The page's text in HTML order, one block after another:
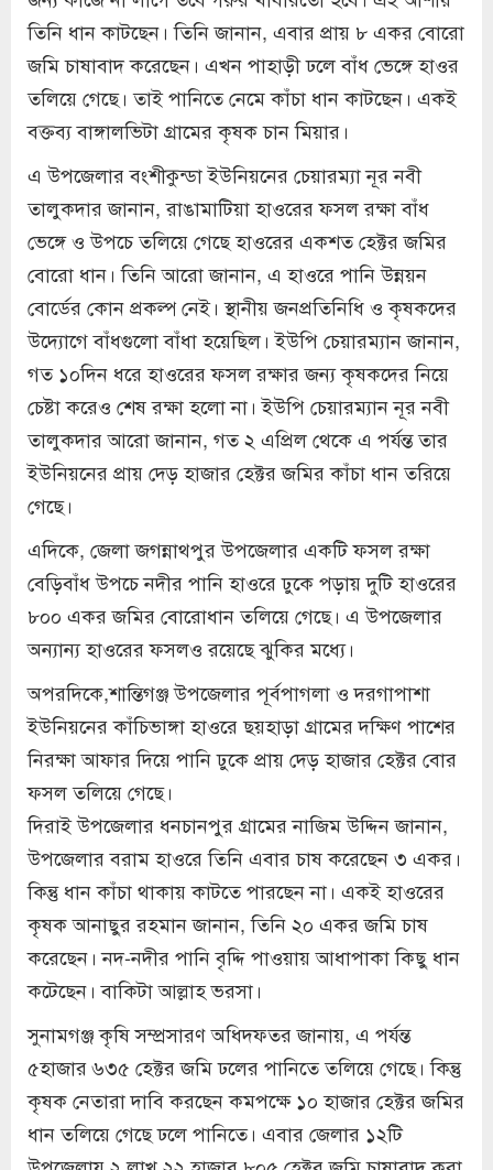
তিনি ধান কাটছেন। তিনি জানান, এবার প্রায় ৮ একর বোরো
জমি চাষাবাদ করেছেন। এখন পাহাড়ী ঢলে বাঁধ ভেঙ্গে হাওর
তলিয়ে গেছে। তাই পানিতে নেমে কাঁচা ধান কাটছেন। একই
বক্তব্য বাঙ্গালভিটা গ্রামের কৃষক চান মিয়ার।
এ উপজেলার বংশীকুন্ডা ইউনিয়নের চেয়ারম্যা নূর নবী
তালুকদার জানান, রাঙামাটিয়া হাওরের ফসল রক্ষা বাঁধ
ভেঙ্গে ও উপচে তলিয়ে গেছে হাওরের একশত হেক্টর জমির
বোরো ধান। তিনি আরো জানান, এ হাওরে পানি উন্নয়ন
বোর্ডের কোন প্রকল্প নেই। স্থানীয় জনপ্রতিনিধি ও কৃষকদের
উদ্যোগে বাঁধগুলো বাঁধা হয়েছিল। ইউপি চেয়ারম্যান জানান,
গত ১০দিন ধরে হাওরের ফসল রক্ষার জন্য কৃষকদের নিয়ে
চেষ্টা করেও শেষ রক্ষা হলো না। ইউপি চেয়ারম্যান নূর নবী
তালুকদার আরো জানান, গত ২ এপ্রিল থেকে এ পর্যন্ত তার
ইউনিয়নের প্রায় দেড় হাজার হেক্টর জমির কাঁচা ধান তরিয়ে
গেছে।
এদিকে, জেলা জগন্নাথপুর উপজেলার একটি ফসল রক্ষা
বেড়িবাঁধ উপচে নদীর পানি হাওরে ঢুকে পড়ায় দুটি হাওরের
৮০০ একর জমির বোরোধান তলিয়ে গেছে। এ উপজেলার
অন্যান্য হাওরের ফসলও রয়েছে ঝুকির মধ্যে।
অপরদিকে,শান্তিগঞ্জ উপজেলার পূর্বপাগলা ও দরগাপাশা
ইউনিয়নের কাঁচিভাঙ্গা হাওরে ছয়হাড়া গ্রামের দক্ষিণ পাশের
নিরক্ষা আফার দিয়ে পানি ঢুকে প্রায় দেড় হাজার হেক্টর বোর
ফসল তলিয়ে গেছে।
দিরাই উপজেলার ধনচানপুর গ্রামের নাজিম উদ্দিন জানান,
উপজেলার বরাম হাওরে তিনি এবার চাষ করেছেন ৩ একর।
কিন্তু ধান কাঁচা থাকায় কাটতে পারছেন না। একই হাওরের
কৃষক আনাছুর রহমান জানান, তিনি ২০ একর জমি চাষ
করেছেন। নদ-নদীর পানি বৃদ্দি পাওয়ায় আধাপাকা কিছু ধান
কটেছেন। বাকিটা আল্লাহ ভরসা।
সুনামগঞ্জ কৃষি সম্প্রসারণ অধিদফতর জানায়, এ পর্যন্ত
৫হাজার ৬৩৫ হেক্টর জমি ঢলের পানিতে তলিয়ে গেছে। কিন্তু
কৃষক নেতারা দাবি করছেন কমপক্ষে ১০ হাজার হেক্টর জমির
ধান তলিয়ে গেছে ঢলে পানিতে। এবার জেলার ১২টি